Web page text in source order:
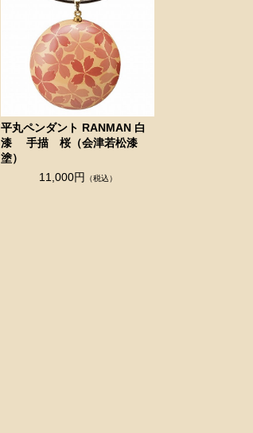
平丸ペンダント RANMAN 白
漆 手描 桜（会津若松漆
塗）
11,000円 （税込）